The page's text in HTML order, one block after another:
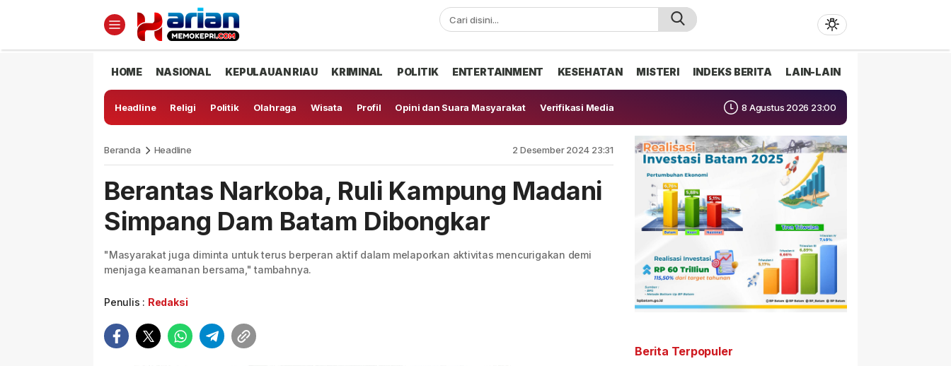
HOME NASIONAL KEPULAUAN RIAU KRIMINAL POLITIK ENTERTAINMENT KESEHATAN MISTERI INDEKS BERITA LAIN-LAIN
Headline Religi Politik Olahraga Wisata Profil Opini dan Suara Masyarakat Verifikasi Media 8 Agustus 2026 23:00
Beranda Headline 2 Desember 2024 23:31
Berantas Narkoba, Ruli Kampung Madani
Simpang Dam Batam Dibongkar
"Masyarakat juga diminta untuk terus berperan aktif dalam melaporkan aktivitas mencurigakan demi
menjaga keamanan bersama," tambahnya.
Penulis : Redaksi
Berita Terpopuler